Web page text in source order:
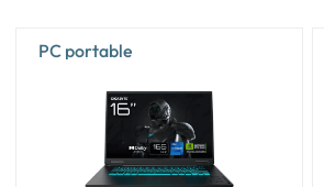
PC portable